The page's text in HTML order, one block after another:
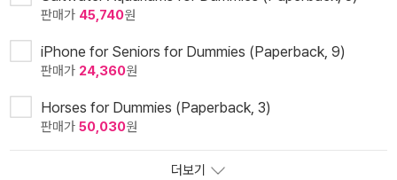
판매가 45,740원
iPhone for Seniors for Dummies (Paperback, 9)
판매가 24,360원
Horses for Dummies (Paperback, 3)
판매가 50,030원
더보기